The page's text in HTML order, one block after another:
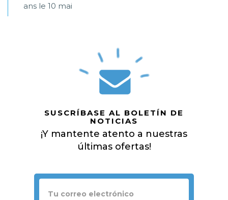
ans le 10 mai
SUSCRÍBASE AL BOLETÍN DE
NOTICIAS
¡Y mantente atento a nuestras
últimas ofertas!